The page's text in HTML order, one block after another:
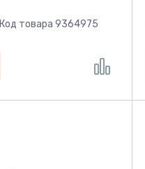
Код товара 9364975